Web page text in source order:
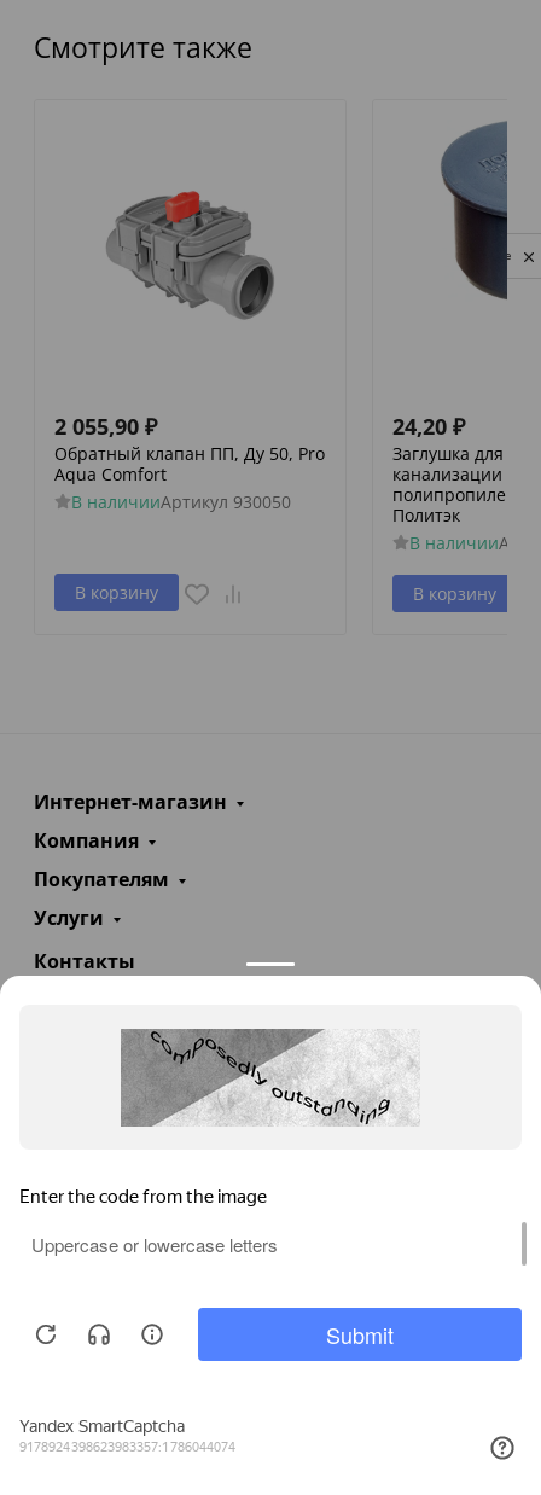
Каталог
Смотрите также
2 055,90 ₽
Обратный клапан ПП, Ду 50, Pro
Aqua Comfort
В наличииАртикул 930050
В корзину
24,20 ₽
Заглушка для
канализации
Политэк
В наличии
В корзину
Интернет-магазин
Компания
Покупателям
Услуги
Контакты
info@teploexpert.com
Пн—Сб 09:00 – 18:00
TeploExpert.com © 2008 - 2026 Оборудование для
систем отопления, водоснабжения, канализации
Privacy notice